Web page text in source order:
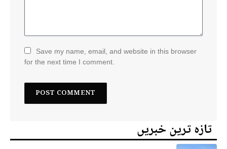
Save my name, email, and website in this browser
for the next time I comment.
تازہ ترین خبریں